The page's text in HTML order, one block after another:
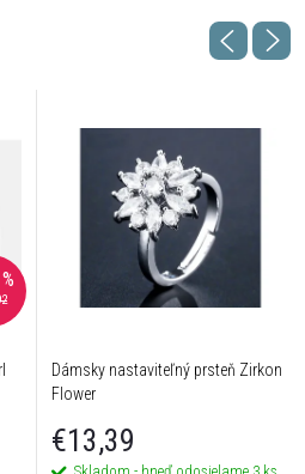
Dámsky nastaviteľný prsteň Zirkon
Flower
€13,39